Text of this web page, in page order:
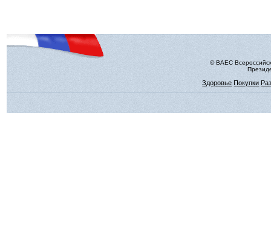
© ВАЕС
Здоровье Покупки